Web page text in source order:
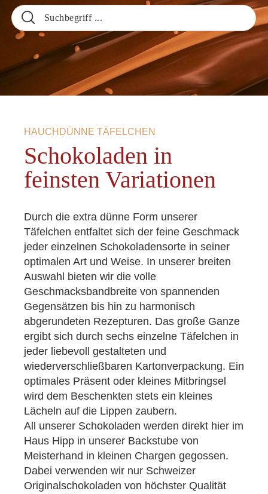
HAUCHDÜNNE TÄFELCHEN
Schokoladen in
feinsten Variationen
Durch die extra dünne Form unserer
Täfelchen entfaltet sich der feine Geschmack
jeder einzelnen Schokoladensorte in seiner
optimalen Art und Weise. In unserer breiten
Auswahl bieten wir die volle
Geschmacksbandbreite von spannenden
Gegensätzen bis hin zu harmonisch
abgerundeten Rezepturen. Das große Ganze
ergibt sich durch sechs einzelne Täfelchen in
jeder liebevoll gestalteten und
wiederverschließbaren Kartonverpackung. Ein
optimales Präsent oder kleines Mitbringsel
wird dem Beschenkten stets ein kleines
Lächeln auf die Lippen zaubern.
All unserer Schokoladen werden direkt hier im
Haus Hipp in unserer Backstube von
Meisterhand in kleinen Chargen gegossen.
Dabei verwenden wir nur Schweizer
Originalschokoladen von höchster Qualität